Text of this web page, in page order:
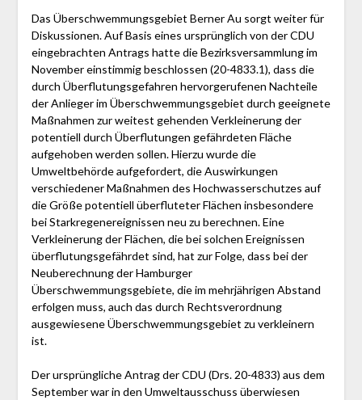
Das Überschwemmungsgebiet Berner Au sorgt weiter für
Diskussionen. Auf Basis eines ursprünglich von der CDU
eingebrachten Antrags hatte die Bezirksversammlung im
November einstimmig beschlossen (20-4833.1), dass die
durch Überflutungsgefahren hervorgerufenen Nachteile
der Anlieger im Überschwemmungsgebiet durch geeignete
Maßnahmen zur weitest gehenden Verkleinerung der
potentiell durch Überflutungen gefährdeten Fläche
aufgehoben werden sollen. Hierzu wurde die
Umweltbehörde aufgefordert, die Auswirkungen
verschiedener Maßnahmen des Hochwasserschutzes auf
die Größe potentiell überfluteter Flächen insbesondere
bei Starkregenereignissen neu zu berechnen. Eine
Verkleinerung der Flächen, die bei solchen Ereignissen
überflutungsgefährdet sind, hat zur Folge, dass bei der
Neuberechnung der Hamburger
Überschwemmungsgebiete, die im mehrjährigen Abstand
erfolgen muss, auch das durch Rechtsverordnung
ausgewiesene Überschwemmungsgebiet zu verkleinern
ist.
Der ursprüngliche Antrag der CDU (Drs. 20-4833) aus dem
September war in den Umweltausschuss überwiesen